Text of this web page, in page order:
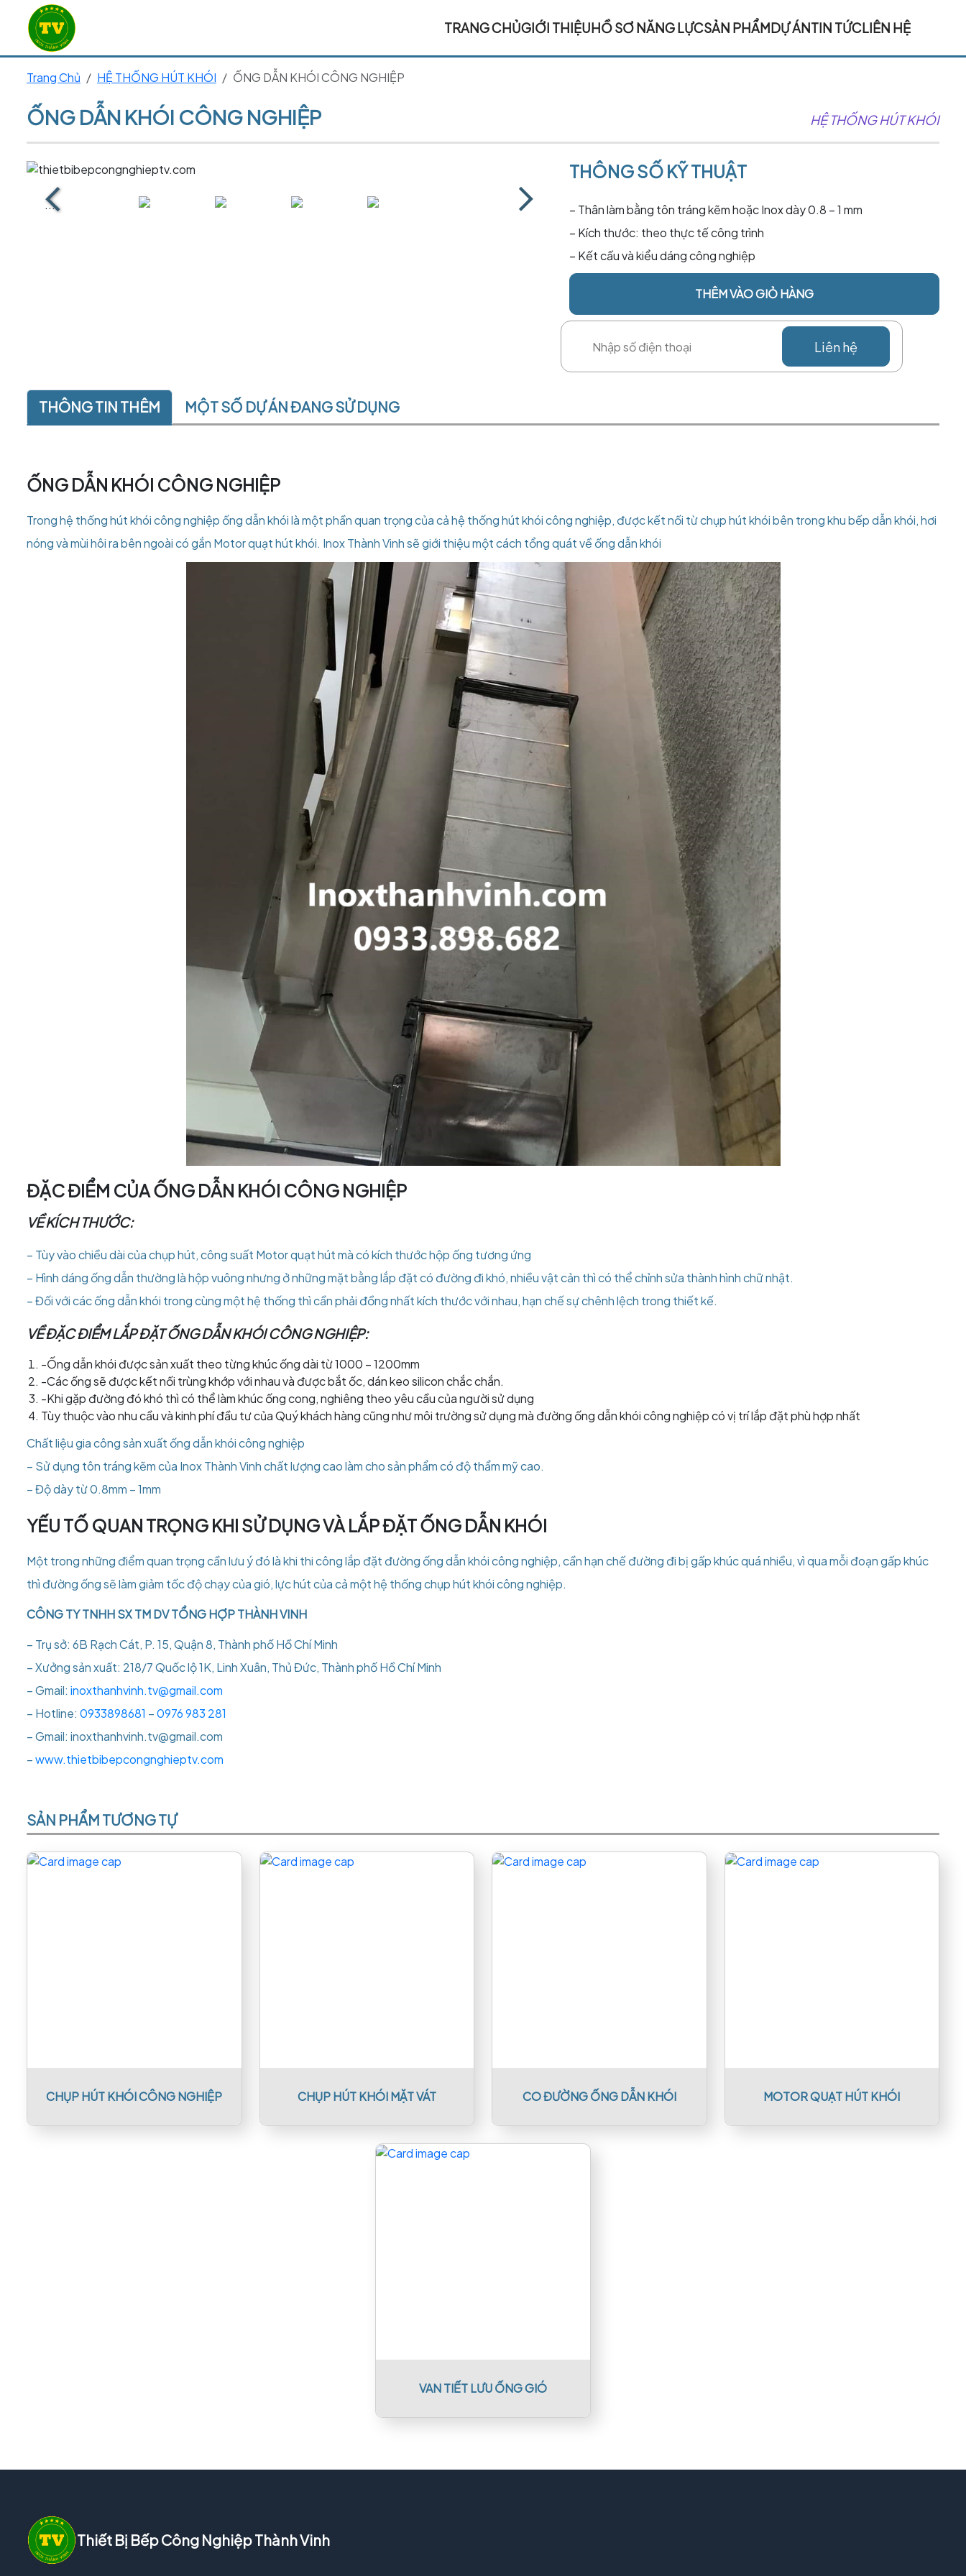
TRANG CHỦGIỚI THIỆUHỒ SƠ NĂNG LỰCSẢN PHẨMDỰ ÁNTIN TỨCLIÊN HỆ
Trang Chủ HỆ THỐNG HÚT KHÓI ỐNG DẪN KHÓI CÔNG NGHIỆP
ỐNG DẪN KHÓI CÔNG NGHIỆP HỆ THỐNG HÚT KHÓI
THÔNG SỐ KỸ THUẬT
– Thân làm bằng tôn tráng kẽm hoặc Inox dày 0.8 – 1 mm
– Kích thước: theo thực tế công trình
– Kết cấu và kiểu dáng công nghiệp
THÊM VÀO GIỎ HÀNG
Liên hệ
THÔNG TIN THÊM MỘT SỐ DỰ ÁN ĐANG SỬ DỤNG
ỐNG DẪN KHÓI CÔNG NGHIỆP
Trong hệ thống hút khói công nghiệp ống dẫn khói là một phần quan trọng của cả hệ thống hút khói công nghiệp, được kết nối từ chụp hút khói bên trong khu bếp dẫn khói, hơi
nóng và mùi hôi ra bên ngoài có gắn Motor quạt hút khói. Inox Thành Vinh sẽ giới thiệu một cách tổng quát về ống dẫn khói
ĐẶC ĐIỂM CỦA ỐNG DẪN KHÓI CÔNG NGHIỆP
VỀ KÍCH THƯỚC:
– Tùy vào chiều dài của chụp hút, công suất Motor quạt hút mà có kích thước hộp ống tương ứng
– Hình dáng ống dẫn thường là hộp vuông nhưng ở những mặt bằng lắp đặt có đường đi khó, nhiều vật cản thì có thể chỉnh sửa thành hình chữ nhật.
– Đối với các ống dẫn khói trong cùng một hệ thống thì cần phải đồng nhất kích thước với nhau, hạn chế sự chênh lệch trong thiết kế.
VỀ ĐẶC ĐIỂM LẮP ĐẶT ỐNG DẪN KHÓI CÔNG NGHIỆP:
-Ống dẫn khói được sản xuất theo từng khúc ống dài từ 1000 – 1200mm
-Các ống sẽ được kết nối trùng khớp với nhau và được bắt ốc, dán keo silicon chắc chắn.
-Khi gặp đường đó khó thì có thể làm khúc ống cong, nghiêng theo yêu cầu của người sử dụng
Tùy thuộc vào nhu cầu và kinh phí đầu tư của Quý khách hàng cũng như môi trường sử dụng mà đường ống dẫn khói công nghiệp có vị trí lắp đặt phù hợp nhất
Chất liệu gia công sản xuất ống dẫn khói công nghiệp
– Sử dụng tôn tráng kẽm của Inox Thành Vinh chất lượng cao làm cho sản phẩm có độ thẩm mỹ cao.
– Độ dày từ 0.8mm – 1mm
YẾU TỐ QUAN TRỌNG KHI SỬ DỤNG VÀ LẮP ĐẶT ỐNG DẪN KHÓI
Một trong những điểm quan trọng cần lưu ý đó là khi thi công lắp đặt đường ống dẫn khói công nghiệp, cần hạn chế đường đi bị gấp khúc quá nhiều, vì qua mỗi đoạn gấp khúc
thì đường ống sẽ làm giảm tốc độ chạy của gió, lực hút của cả một hệ thống chụp hút khói công nghiệp.
CÔNG TY TNHH SX TM DV TỔNG HỢP THÀNH VINH
– Trụ sở: 6B Rạch Cát, P. 15, Quận 8, Thành phố Hồ Chí Minh
– Xưởng sản xuất: 218/7 Quốc lộ 1K, Linh Xuân, Thủ Đức, Thành phố Hồ Chí Minh
– Gmail: inoxthanhvinh.tv@gmail.com
– Hotline: 0933898681 –0976 983 281
– Gmail: inoxthanhvinh.tv@gmail.com
–www.thietbibepcongnghieptv.com
SẢN PHẨM TƯƠNG TỰ
CHỤP HÚT KHÓI CÔNG NGHIỆP CHỤP HÚT KHÓI MẶT VÁT CO ĐƯỜNG ỐNG DẪN KHÓI MOTOR QUẠT HÚT KHÓI
VAN TIẾT LƯU ỐNG GIÓ
Thiết Bị Bếp Công Nghiệp Thành Vinh